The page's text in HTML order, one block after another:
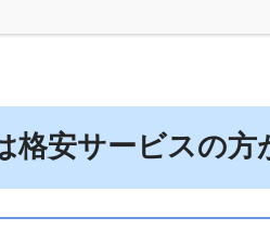
格安サービスの方